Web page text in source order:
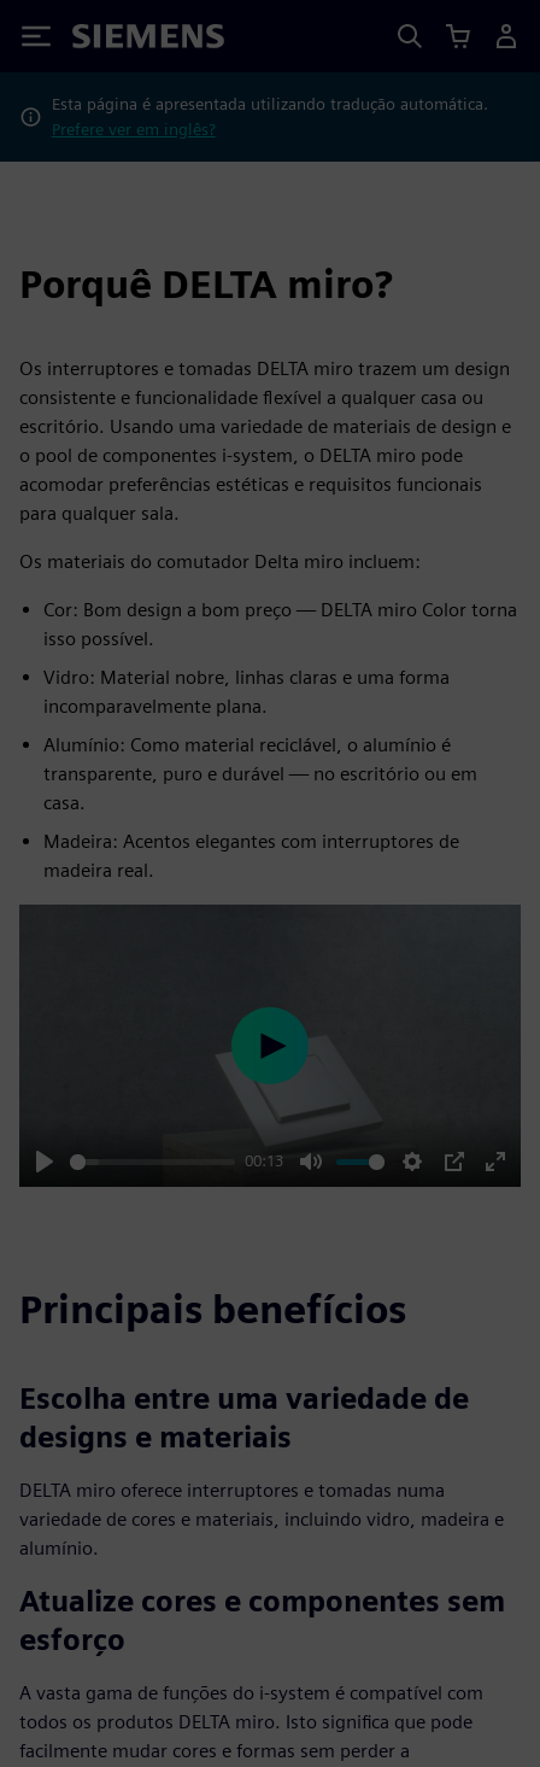
Siemens
Esta página é apresentada utilizando tradução automática.
Prefere ver em inglês?
Porquê DELTA miro?
Os interruptores e tomadas DELTA miro trazem um design
consistente e funcionalidade flexível a qualquer casa ou
escritório. Usando uma variedade de materiais de design e
o pool de componentes i-system, o DELTA miro pode
acomodar preferências estéticas e requisitos funcionais
para qualquer sala.
Os materiais do comutador Delta miro incluem:
Cor: Bom design a bom preço — DELTA miro Color torna
isso possível.
Vidro: Material nobre, linhas claras e uma forma
incomparavelmente plana.
Alumínio: Como material reciclável, o alumínio é
transparente, puro e durável — no escritório ou em
casa.
Madeira: Acentos elegantes com interruptores de
madeira real.
Play
00:13
Mute Settings
PIP
Enter
Play
Principais benefícios
Escolha entre uma variedade de
designs e materiais
DELTA miro oferece interruptores e tomadas numa
variedade de cores e materiais, incluindo vidro, madeira e
alumínio.
Atualize cores e componentes sem
esforço
A vasta gama de funções do i-system é compatível com
todos os produtos DELTA miro. Isto significa que pode
facilmente mudar cores e formas sem perder a